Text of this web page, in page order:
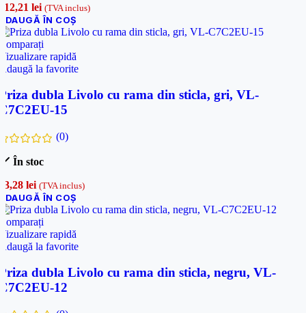
lei (TVA inclus)
ÎN COȘ
rapidă
la favorite
dubla Livolo cu rama din sticla, gri, VL-
15
(0)
În stoc
lei (TVA inclus)
ÎN COȘ
rapidă
la favorite
dubla Livolo cu rama din sticla, negru, VL-
12